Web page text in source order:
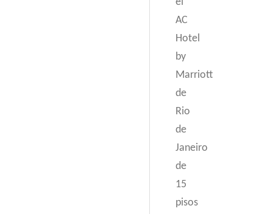
AC
Hotel
by
Marriott
de
Rio
de
Janeiro
de
15
pisos